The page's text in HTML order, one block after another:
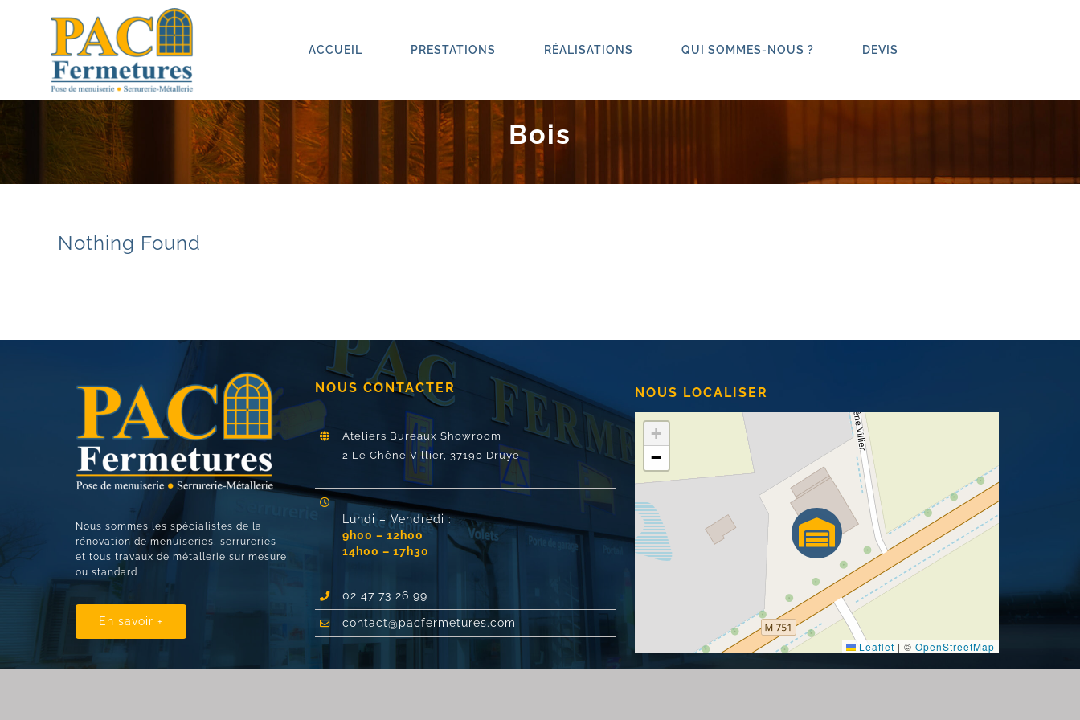
ACCUEIL PRESTATIONS RÉALISATIONS QUI SOMMES-NOUS ? DEVIS
Bois
Nothing Found
Nous sommes les spécialistes de la
rénovation de menuiseries, serrureries
et tous travaux de métallerie sur mesure
ou standard
En savoir +
NOUS CONTACTER
Ateliers Bureaux Showroom
2 Le Chêne Villier, 37190 Druye
Lundi – Vendredi :
9h00 – 12h00
14h00 – 17h30
02 47 73 26 99
contact@pacfermetures.com
NOUS LOCALISER
+
−
Leaflet | ©OpenStreetMap